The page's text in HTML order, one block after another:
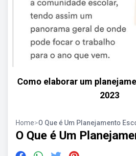
Como elaborar um
2023
Home>O Que é Um Planejamento
O Que é Um